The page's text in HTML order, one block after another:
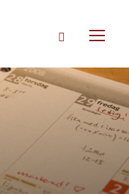
Rechercher